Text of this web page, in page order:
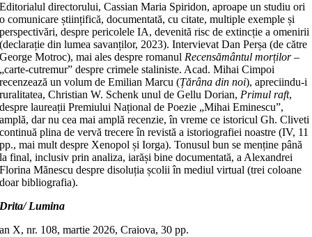
Editorialul directorului, Cassian Maria Spiridon, aproape un studiu ori
o comunicare științifică, documentată, cu citate, multiple exemple și
perspectivări, despre pericolele IA, devenită risc de extincție a omenirii
(declarație din lumea savanților, 2023). Intervievat Dan Perșa (de către
George Motroc), mai ales despre romanulRecensământul morților–
„carte-cutremur” despre crimele staliniste. Acad. Mihai Cimpoi
recenzează un volum de Emilian Marcu (Țărâna din noi), apreciindu-i
ruralitatea, Christian W. Schenk unul de Gellu Dorian,Primul raft,
despre laureații Premiului Național de Poezie „Mihai Eminescu”,
amplă, dar nu cea mai amplă recenzie, în vreme ce istoricul Gh. Cliveti
continuă plina de vervă trecere în revistă a istoriografiei noastre (IV, 11
pp., mai mult despre Xenopol și Iorga). Tonusul bun se menține până
la final, inclusiv prin analiza, iarăși bine documentată, a Alexandrei
Florina Mănescu despre disoluția școlii în mediul virtual (trei coloane
doar bibliografia).
Drita/ Lumina
an X, nr. 108, martie 2026, Craiova, 30 pp.